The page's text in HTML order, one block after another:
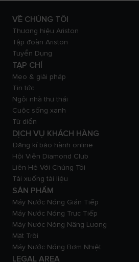
VỀ CHÚNG TÔI
Thương hiệu Ariston
Tập đoàn Ariston
Tuyển Dụng
TẠP CHÍ
Mẹo & giải pháp
Tin tức
Ngôi nhà thư thái
Cuộc sống xanh
Từ điển
DỊCH VỤ KHÁCH HÀNG
Đăng kí bảo hành online
Hội Viên Diamond Club
Liên Hệ Với Chúng Tôi
Tải xuống tài liệu
SẢN PHẨM
Máy Nước Nóng Gián Tiếp
Máy Nước Nóng Trực Tiếp
Máy Nước Nóng Năng Lượng
Mặt Trời
Máy Nước Nóng Bơm Nhiệt
LEGAL AREA